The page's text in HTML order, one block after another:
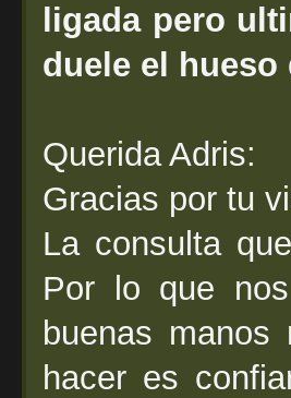
ligada pero
duele el hueso
Querida Adris:
Gracias por tu
La consulta
Por lo que
buenas
hacer es